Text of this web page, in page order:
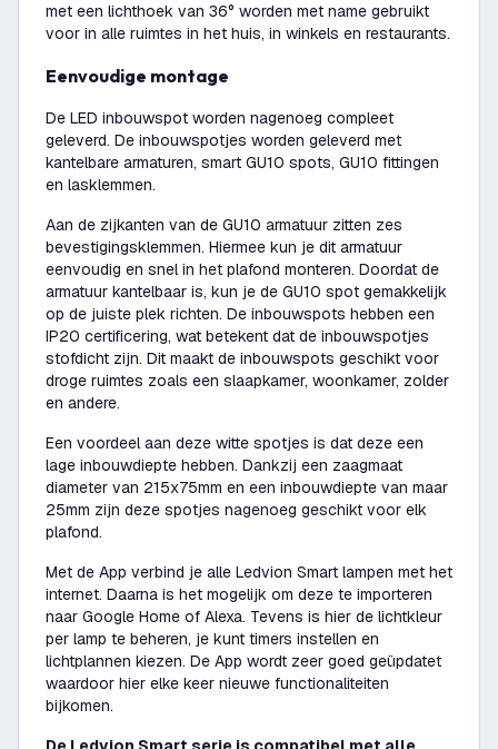
met een lichthoek van 36° worden met name gebruikt
voor in alle ruimtes in het huis, in winkels en restaurants.
Eenvoudige montage
De LED inbouwspot worden nagenoeg compleet
geleverd. De inbouwspotjes worden geleverd met
kantelbare armaturen, smart GU10 spots, GU10 fittingen
en lasklemmen.
Aan de zijkanten van de GU10 armatuur zitten zes
bevestigingsklemmen. Hiermee kun je dit armatuur
eenvoudig en snel in het plafond monteren. Doordat de
armatuur kantelbaar is, kun je de GU10 spot gemakkelijk
op de juiste plek richten. De inbouwspots hebben een
IP20 certificering, wat betekent dat de inbouwspotjes
stofdicht zijn. Dit maakt de inbouwspots geschikt voor
droge ruimtes zoals een slaapkamer, woonkamer, zolder
en andere.
Een voordeel aan deze witte spotjes is dat deze een
lage inbouwdiepte hebben. Dankzij een zaagmaat
diameter van 215x75mm en een inbouwdiepte van maar
25mm zijn deze spotjes nagenoeg geschikt voor elk
plafond.
Met de App verbind je alle Ledvion Smart lampen met het
internet. Daarna is het mogelijk om deze te importeren
naar Google Home of Alexa. Tevens is hier de lichtkleur
per lamp te beheren, je kunt timers instellen en
lichtplannen kiezen. De App wordt zeer goed geüpdatet
waardoor hier elke keer nieuwe functionaliteiten
bijkomen.